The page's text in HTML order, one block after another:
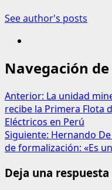
See author's posts
Navegación
Anterior: La unidad
recibe la Primera Flota
Eléctricos en Perú
Siguiente: Hernando
de formalización: «Es
Deja una respuesta